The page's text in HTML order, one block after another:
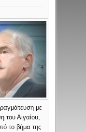
με
του Αιγαίου,
το βήμα της